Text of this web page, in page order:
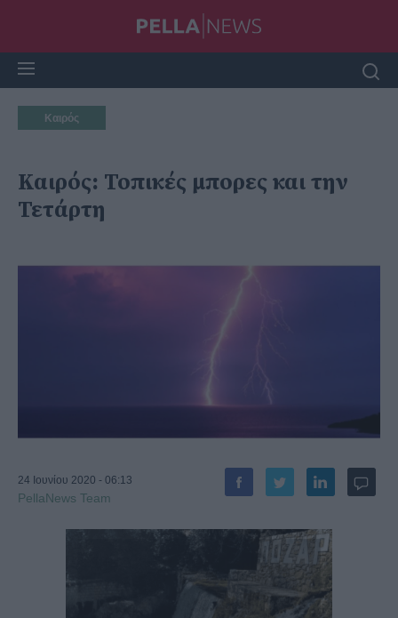
Καιρός
Καιρός: Τοπικές μπορες και την
Τετάρτη
24 Ιουνίου 2020 - 06:13
PellaNews Team